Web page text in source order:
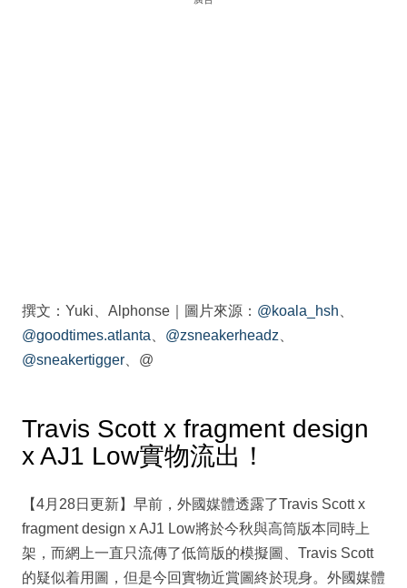
撰文：Yuki、Alphonse｜圖片來源： @koala_hsh
@goodtimes.atlanta
@zsneakerheadz
@sneakertigger 、@
Travis Scott x fragment design
x AJ1 Low實物流出！
【4月28日更新】早前，外國媒體透露了Travis Scott x
fragment design x AJ1 Low將於今秋與高筒版本同時上
架，而網上一直只流傳了低筒版的模擬圖、Travis Scott
的疑似着用圖，但是今回實物近賞圖終於現身。外國媒體